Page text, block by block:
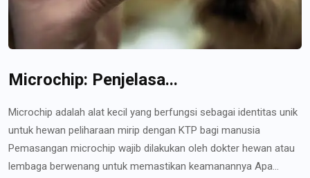
Microchip: Penjelasa...
Microchip adalah alat kecil yang berfungsi sebagai identitas unik
untuk hewan peliharaan mirip dengan KTP bagi manusia
Pemasangan microchip wajib dilakukan oleh dokter hewan atau
lembaga berwenang untuk memastikan keamanannya Apa...